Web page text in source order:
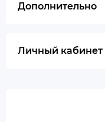
Дополнительно
Личный кабинет